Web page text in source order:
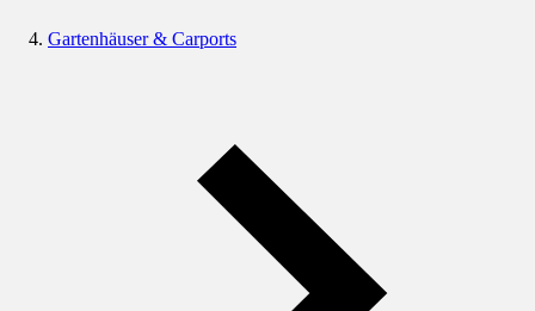
Gartenhäuser & Carports